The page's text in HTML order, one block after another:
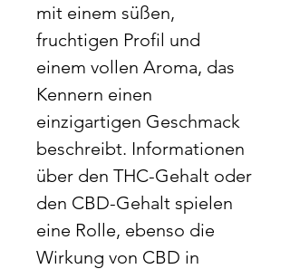
mit einem süßen,
fruchtigen Profil und
einem vollen Aroma, das
Kennern einen
einzigartigen Geschmack
beschreibt. Informationen
über den THC-Gehalt oder
den CBD-Gehalt spielen
eine Rolle, ebenso die
Wirkung von CBD in